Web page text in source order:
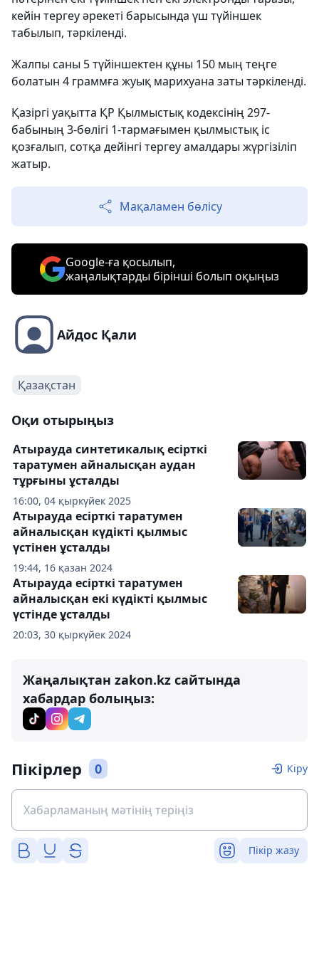
кейін тергеу әрекеті барысында үш түйіншек
табылып, тәркіленді.
Жалпы саны 5 түйіншектен құны 150 мың теңге
болатын 4 граммға жуық марихуана заты тәркіленді.
Қазіргі уақытта ҚР Қылмыстық кодексінің 297-
бабының 3-бөлігі 1-тармағымен қылмыстық іс
қозғалып, сотқа дейінгі тергеу амалдары жүргізіліп
жатыр.
Мақаламен бөлісу
Google-ға қосылып,
жаңалықтарды бірінші болып оқыңыз
Айдос Қали
Қазақстан
Оқи отырыңыз
16:00, 04 қыркүйек 2025
Атырауда синтетикалық есірткі
таратумен айналысқан аудан
тұрғыны ұсталды
19:44, 16 қазан 2024
Атырауда есірткі таратумен
айналысқан күдікті қылмыс
үстінен ұсталды
20:03, 30 қыркүйек 2024
Атырауда есірткі таратумен
айналысқан екі күдікті қылмыс
үстінде ұсталды
Жаңалықтан zakon.kz сайтында
хабардар болыңыз:
Пікірлер 0 Кіру
Пікір жазу